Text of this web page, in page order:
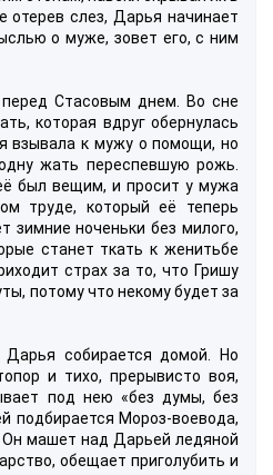
отерев слез, Дарья начинает
о муже, зовет его, с ним
Стасовым днем. Во сне
которая вдруг обернулась
взывала к мужу о помощи, но
жать переспевшую рожь.
был вещим, и просит у мужа
труде, который её теперь
зимние ноченьки без милого,
станет ткать к женитьбе
страх за то, что Гришу
потому что некому будет за
собирается домой. Но
и тихо, прерывисто воя,
под нею «без думы, без
подбирается Мороз-воевода,
машет над Дарьей ледяной
обещает приголубить и